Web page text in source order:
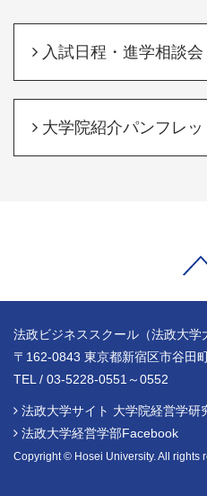
入試日程・進学相談会
大学院紹介パンフレッ
法政ビジネススクール（法政大学
〒162-0843 東京都新宿区市谷田
TEL / 03-5228-0551～0552
法政大学サイト 大学院経営学研
法政大学経営学部Facebook
Copyright © Hosei University. All rights